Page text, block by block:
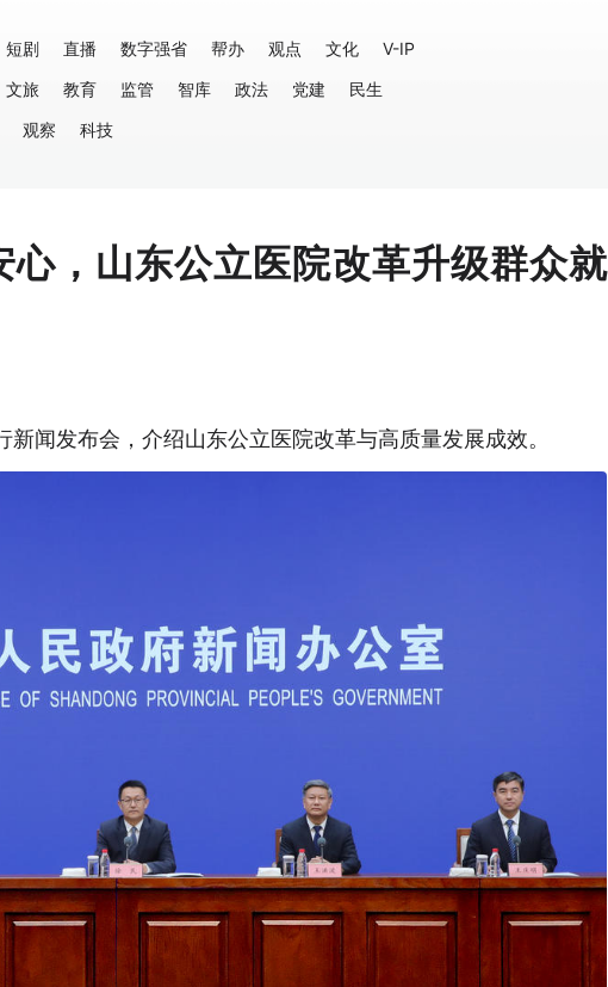
短剧 直播 数字强省 帮办 观点 文化
V-IP
文旅 教育 监管 智库 政法 党建
民生
观察 科技
，山东公立医院改革升级群众就
闻发布会，介绍山东公立医院改革与高质量发展成效。